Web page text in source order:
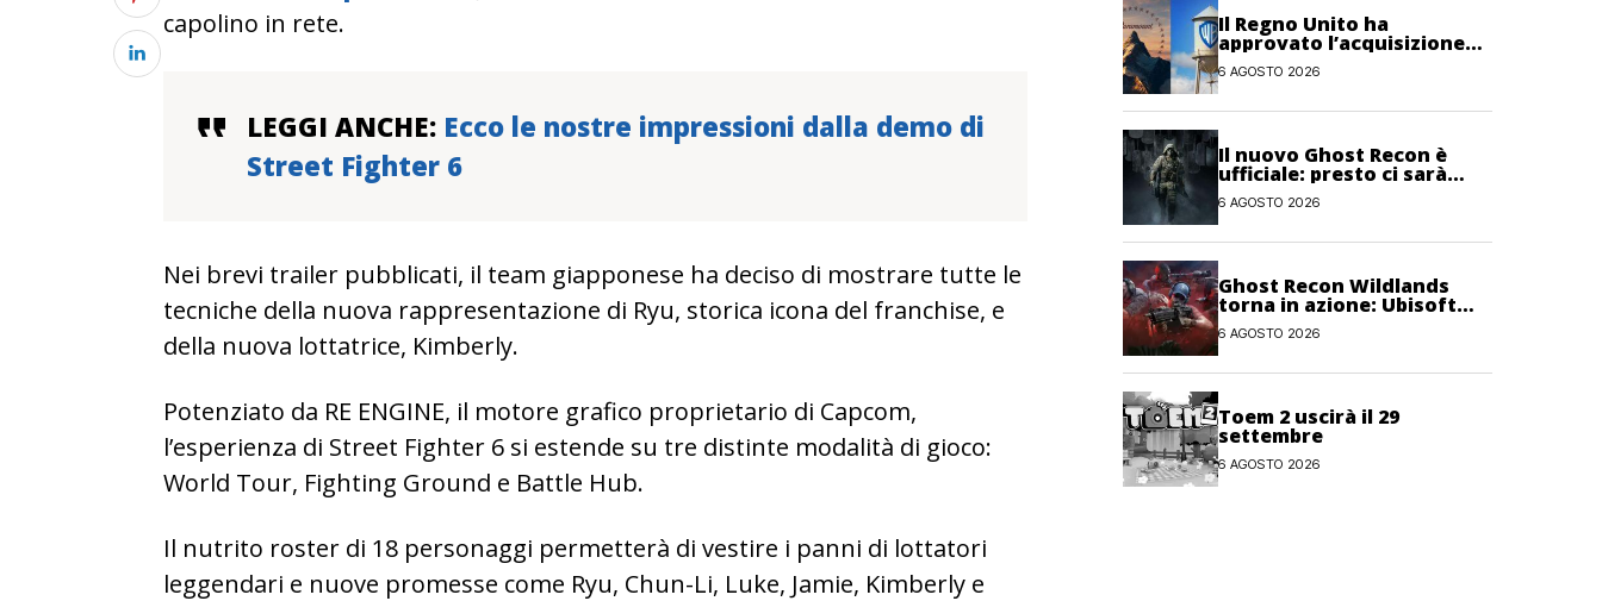
capolino in rete.
LEGGI ANCHE: Ecco le nostre impressioni dalla demo di
Street Fighter 6
Nei brevi trailer pubblicati, il team giapponese ha deciso di mostrare tutte le
tecniche della nuova rappresentazione di Ryu, storica icona del franchise, e
della nuova lottatrice, Kimberly.
Potenziato da RE ENGINE, il motore grafico proprietario di Capcom,
l’esperienza di Street Fighter 6 si estende su tre distinte modalità di gioco:
World Tour, Fighting Ground e Battle Hub.
Il nutrito roster di 18 personaggi permetterà di vestire i panni di lottatori
leggendari e nuove promesse come Ryu, Chun-Li, Luke, Jamie, Kimberly e
Il Regno Unito ha
approvato l’acquisizione
Paramount-Warner Bros
Discovery
6 AGOSTO 2026
Il nuovo Ghost Recon è
ufficiale: presto ci sarà
anche una fase di test
6 AGOSTO 2026
Ghost Recon Wildlands
torna in azione: Ubisoft
lancia il maxi
aggiornamento gratuito
6 AGOSTO 2026
Toem 2 uscirà il 29
settembre
6 AGOSTO 2026